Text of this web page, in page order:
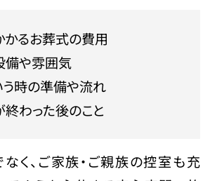
かるお葬式の費用
備や雰囲気
う時の準備や流れ
わった後のこと
く、ご家族・ご親族の控室も充